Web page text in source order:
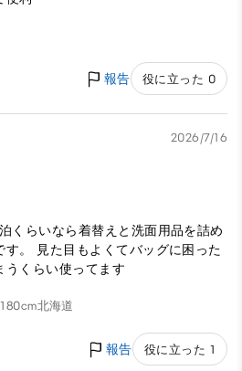
報告 役に立った 0
2026/7/16
くらいなら着替えと洗面用品を詰め
す。 見た目もよくてバッグに困った
うくらい使ってます
北海道
報告 役に立った 1